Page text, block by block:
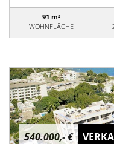
91 m²
WOHNFLÄCHE
540.000,- €